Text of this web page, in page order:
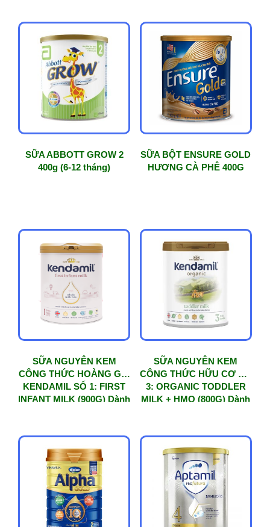
SỮA ABBOTT GROW 2
400g (6-12 tháng)
SỮA BỘT ENSURE GOLD
HƯƠNG CÀ PHÊ 400G
SỮA NGUYÊN KEM
CÔNG THỨC HOÀNG GIA
KENDAMIL SỐ 1: FIRST
INFANT MILK (900G) Dành
SỮA NGUYÊN KEM
CÔNG THỨC HỮU CƠ SỐ
3: ORGANIC TODDLER
MILK + HMO (800G) Dành